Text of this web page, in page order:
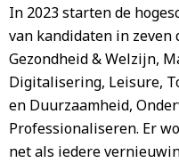
In 2023 starten de
van kandidaten in zeven
Gezondheid & Welzijn,
Digitalisering, Leisure,
en Duurzaamheid,
Professionaliseren. Er
net als iedere